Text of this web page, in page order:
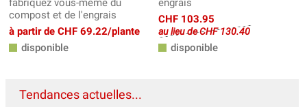
fabriquez vous-même du
compost et de l'engrais
à partir de CHF 69.22/plante
disponible
engrais
CHF 103.95
au lieu de CHF 130.40
disponible
Tendances actuelles...